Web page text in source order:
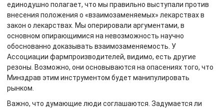
единодушно полагает, что мы правильно выступали против
внесения положения о «взаимозаменяемых» лекарствах в
закон о лекарствах. Мы оперировали аргументами, в
основном опирающимися на невозможность научно
обоснованно доказывать взаимозаменяемость. У
Ассоциации фармпроизводителей, видимо, есть другие
резоны. Возможно, они основываются на опасениях того, что
Минздрав этим инструментом будет манипулировать
рынком.
Важно, что думающие люди соглашаются. Задумается ли